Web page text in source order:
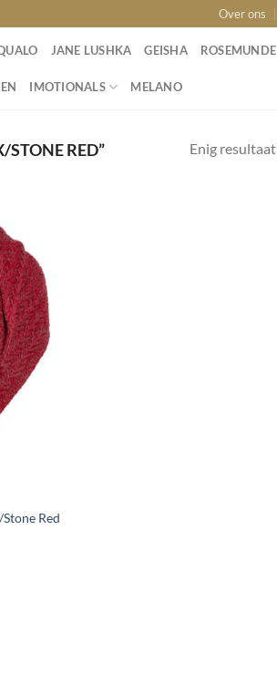
Over ons
JANE LUSHKA GEISHA ROSEMUNDE
IMOTIONALS MELANO
STONE RED” Enig resultaat
Toevoegen
aan
wenslijst
Red